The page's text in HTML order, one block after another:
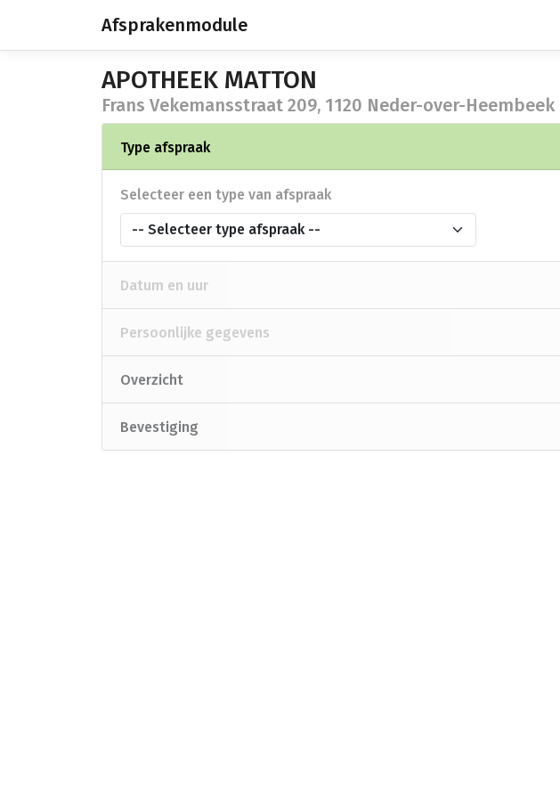
Afsprakenmodule
APOTHEEK MATTON
Frans Vekemansstraat 209, 1120 Neder-over-Heembeek
Type afspraak
Selecteer een type van afspraak
-- Selecteer type afspraak --
Datum en uur
Persoonlijke gegevens
Overzicht
Bevestiging